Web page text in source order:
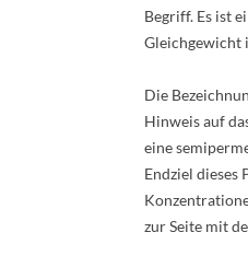
Begriff. Es ist
Gleichgewicht
Die
Hinweis auf
eine
Endziel dieses
zur Seite mit